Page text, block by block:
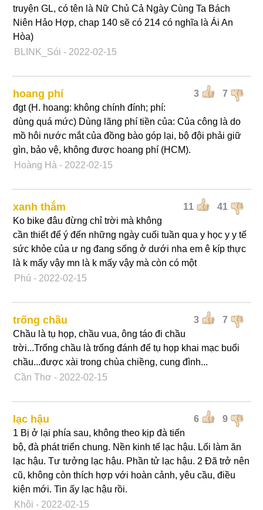
truyện GL, có tên là Nữ Chủ Cả Ngày Cùng Ta Bách
Niên Hảo Hợp, chap 140 sẽ có 214 có nghĩa là Ái An
Hòa)
BLINK_Sói - 2022-02-15
3 7
hoang phí
đgt (H. hoang: không chính đính; phí:
dùng quá mức) Dùng lãng phí tiền của: Của công là do
mồ hôi nước mắt của đồng bào góp lại, bộ đội phải giữ
gìn, bảo vệ, không được hoang phí (HCM).
Hoàng Hà - 2022-02-15
11 41
xanh thắm
Ko bike đâu đừng chỉ trời mà không
cần thiết để ý đến những ngày cuối tuần qua y học y y tế
sức khỏe của ư ng đang sống ở dưới nha em ê kíp thực
là k mấy vậy mn là k mấy vậy mà còn có một
Phú - 2022-02-15
3 7
trống chầu
Chầu là tụ họp, chầu vua, ông táo đi chầu
trời...Trống chầu là trống đánh để tụ họp khai mạc buổi
chầu...được xài trong chùa chiềng, cung đình...
Cần Thơ - 2022-02-15
6 9
lạc hậu
1 Bị ở lại phía sau, không theo kịp đà tiến
bộ, đà phát triển chung. Nền kinh tế lạc hậu. Lối làm ăn
lạc hậu. Tư tưởng lạc hậu. Phần tử lạc hậu. 2 Đã trở nên
cũ, không còn thích hợp với hoàn cảnh, yêu cầu, điều
kiện mới. Tin ấy lạc hậu rồi.
Khôi - 2022-02-15